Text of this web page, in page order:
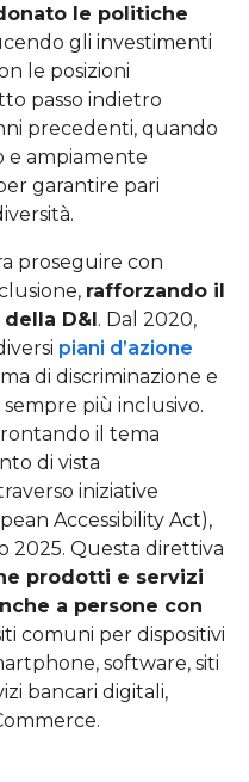
le politiche
gli investimenti
le posizioni
passo indietro
precedenti, quando
e ampiamente
garantire pari
proseguire con
rafforzando il
D&I. Dal 2020,
piani d’azione
di discriminazione e
più inclusivo.
il tema
di vista
iniziative
Accessibility Act),
2025. Questa direttiva
prodotti e servizi
a persone con
comuni per dispositivi
software, siti
bancari digitali,